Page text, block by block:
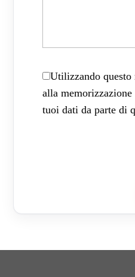
Utilizzando questo
alla
tuoi dati da parte di